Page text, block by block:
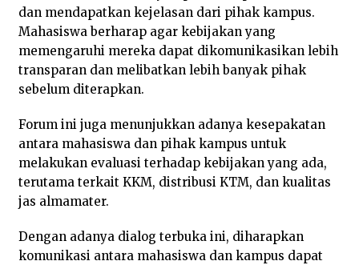
dan mendapatkan kejelasan dari pihak kampus.
Mahasiswa berharap agar kebijakan yang
memengaruhi mereka dapat dikomunikasikan lebih
transparan dan melibatkan lebih banyak pihak
sebelum diterapkan.
Forum ini juga menunjukkan adanya kesepakatan
antara mahasiswa dan pihak kampus untuk
melakukan evaluasi terhadap kebijakan yang ada,
terutama terkait KKM, distribusi KTM, dan kualitas
jas almamater.
Dengan adanya dialog terbuka ini, diharapkan
komunikasi antara mahasiswa dan kampus dapat